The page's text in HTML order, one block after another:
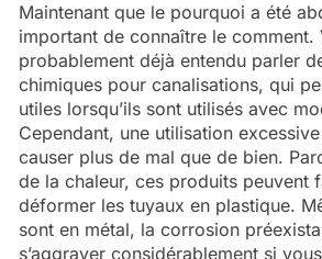
Maintenant que le pourquoi a été
important de connaître le comment.
probablement déjà entendu parler
chimiques pour canalisations, qui
utiles lorsqu’ils sont utilisés avec
Cependant, une utilisation
causer plus de mal que de bien.
de la chaleur, ces produits peuvent
déformer les tuyaux en plastique.
sont en métal, la corrosion
s’aggraver considérablement si